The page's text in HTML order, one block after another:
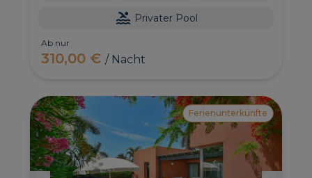
Privater Pool
Ab nur
310,00 €/ Nacht
Ferienunterkünfte